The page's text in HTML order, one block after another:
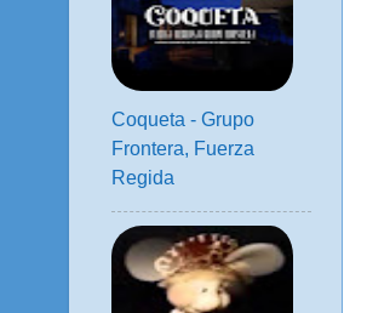
Coqueta - Grupo
Frontera, Fuerza
Regida